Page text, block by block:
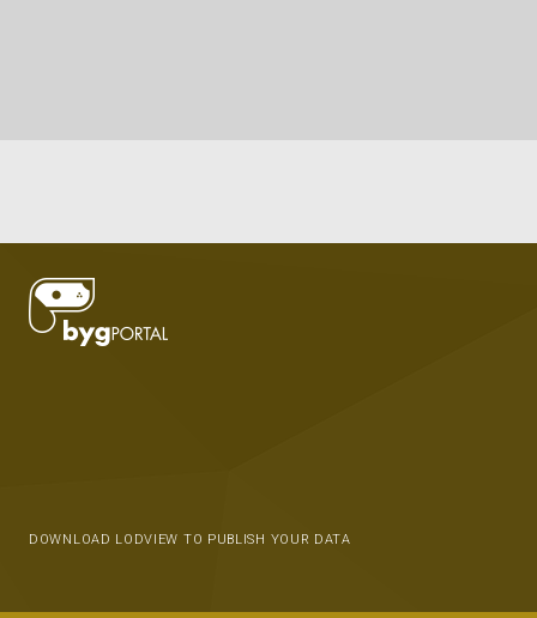
DOWNLOAD LODVIEW TO PUBLISH YOUR DATA